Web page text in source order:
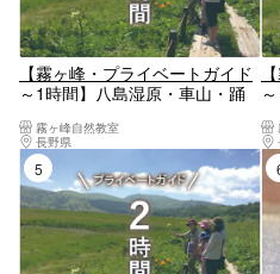
【霧ヶ峰・プライベートガイド
～1時間】八島湿原・車山・踊
内！霧ヶ峰自然教室
長野県
上諏訪・下諏訪・岡谷・霧ヶ峰・美
5位